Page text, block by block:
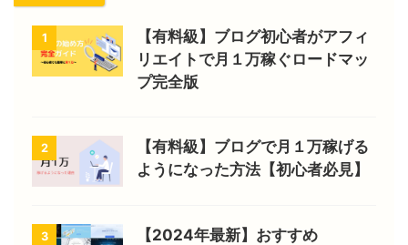
1
【有料級】ブログ初心者がアフィ
リエイトで月１万稼ぐロードマッ
プ完全版
2
【有料級】ブログで月１万稼げる
ようになった方法【初心者必見】
3
【2024年最新】おすすめ